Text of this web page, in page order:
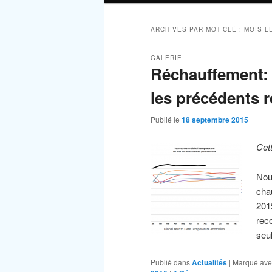
ARCHIVES PAR MOT-CLÉ : MOIS
les précédents
GALERIE
Publié le 18 septembre 2015
Publié dansActualités | Marqué